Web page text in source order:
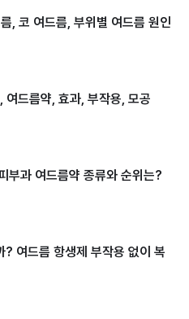
, 코 여드름, 부위별 여드름 원인
여드름약, 효과, 부작용, 모공
부과 여드름약 종류와 순위는?
? 여드름 항생제 부작용 없이 복